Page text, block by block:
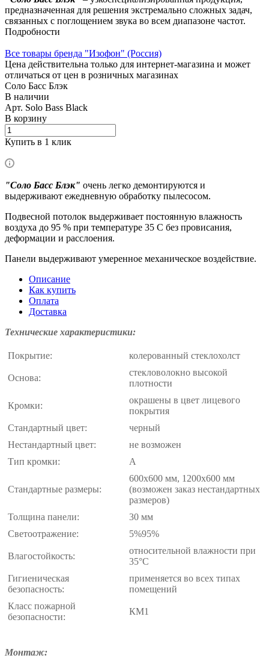
предназначенная для решения экстремально сложных задач,
связанных с поглощением звука во всем диапазоне частот.
Подробности
Все товары бренда "Изофон" (Россия)
Цена действительна только для интернет-магазина и может
отличаться от цен в розничных магазинах
Соло Басс Блэк
В наличии
Арт. Solo Bass Black
В корзину
Купить в 1 клик
"Соло Басс Блэк" очень легко демонтируются и
выдерживают ежедневную обработку пылесосом.
Подвесной потолок выдерживает постоянную влажность
воздуха до 95 % при температуре 35 C без провисания,
деформации и расслоения.
Панели выдерживают умеренное механическое воздействие.
Описание
Как купить
Оплата
Доставка
Технические характеристики:
Покрытие: колерованный стеклохолст
Основа:
стекловолокно высокой
плотности
Кромки:
окрашены в цвет лицевого
покрытия
Стандартный цвет:
черный
Нестандартный цвет:
не возможен
Тип кромки:
А
Стандартные размеры:
600x600 мм, 1200x600 мм
(возможен заказ нестандартных
размеров)
Толщина панели:
30 мм
Светоотражение:
5%95%
Влагостойкость:
относительной влажности при
35°С
Гигиеническая
безопасность:
применяется во всех типах
помещений
Класс пожарной
безопасности:
КМ1
Монтаж: